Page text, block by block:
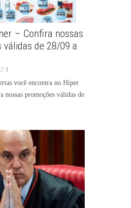
– Confira nossas
válidas de 28/09 a
1
você encontra no Hiper
nossas promoções válidas de